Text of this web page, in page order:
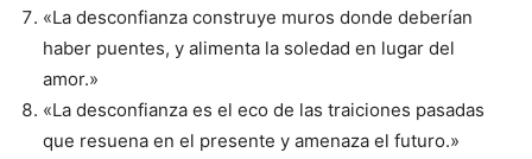
«La desconfianza construye muros donde deberían
haber puentes, y alimenta la soledad en lugar del
amor.»
«La desconfianza es el eco de las traiciones pasadas
que resuena en el presente y amenaza el futuro.»